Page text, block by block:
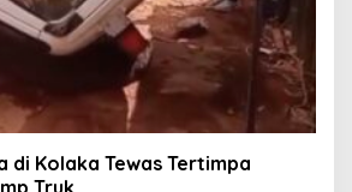
di Kolaka Tewas Tertimpa